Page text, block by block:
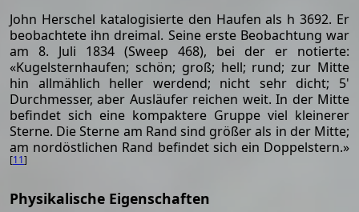
John Herschel katalogisierte den Haufen als h 3692. Er
beobachtete ihn dreimal. Seine erste Beobachtung war
am 8. Juli 1834 (Sweep 468), bei der er notierte:
«Kugelsternhaufen; schön; groß; hell; rund; zur Mitte
hin allmählich heller werdend; nicht sehr dicht; 5'
Durchmesser, aber Ausläufer reichen weit. In der Mitte
befindet sich eine kompaktere Gruppe viel kleinerer
Sterne. Die Sterne am Rand sind größer als in der Mitte;
am nordöstlichen Rand befindet sich ein Doppelstern.»
[11]
Physikalische Eigenschaften